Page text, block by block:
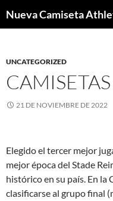
Nueva Camiseta
UNCATEGORIZED
21 DE NOVIEMBRE DE 2022
Elegido el tercer mejor
mejor época del Stade
histórico en su país. En la
clasificarse al grupo final